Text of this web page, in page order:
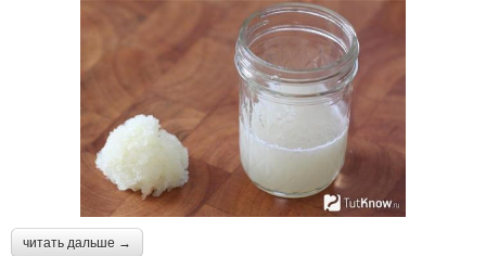
читать дальше →